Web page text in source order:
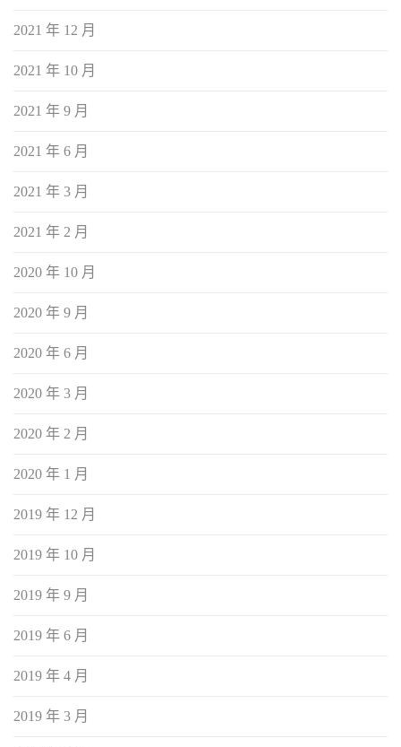
2021 年 12 月
2021 年 10 月
2021 年 9 月
2021 年 6 月
2021 年 3 月
2021 年 2 月
2020 年 10 月
2020 年 9 月
2020 年 6 月
2020 年 3 月
2020 年 2 月
2020 年 1 月
2019 年 12 月
2019 年 10 月
2019 年 9 月
2019 年 6 月
2019 年 4 月
2019 年 3 月